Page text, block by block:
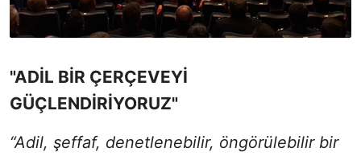
"ADİL BİR ÇERÇEVEYİ
GÜÇLENDİRİYORUZ"
“Adil, şeffaf, denetlenebilir, öngörülebilir bir